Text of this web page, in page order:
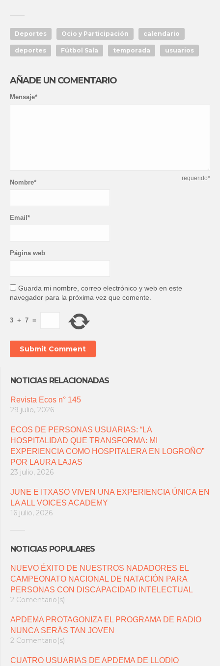
Deportes Ocio y Participación calendario
deportes Fútbol Sala temporada usuarios
AÑADE UN COMENTARIO
Mensaje*
requerido*
Nombre*
Email*
Página web
Guarda mi nombre, correo electrónico y web en este
navegador para la próxima vez que comente.
3 + 7 =
NOTICIAS RELACIONADAS
Revista Ecos n° 145
29 julio, 2026
ECOS DE PERSONAS USUARIAS: “LA
HOSPITALIDAD QUE TRANSFORMA: MI
EXPERIENCIA COMO HOSPITALERA EN LOGROÑO”
POR LAURA LAJAS
23 julio, 2026
JUNE E ITXASO VIVEN UNA EXPERIENCIA ÚNICA EN
LA ALL VOICES ACADEMY
16 julio, 2026
NOTICIAS POPULARES
NUEVO ÉXITO DE NUESTROS NADADORES EL
CAMPEONATO NACIONAL DE NATACIÓN PARA
PERSONAS CON DISCAPACIDAD INTELECTUAL
2 Comentario(s)
APDEMA PROTAGONIZA EL PROGRAMA DE RADIO
NUNCA SERÁS TAN JOVEN
2 Comentario(s)
CUATRO USUARIAS DE APDEMA DE LLODIO